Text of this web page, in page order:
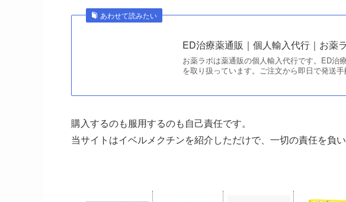
あわせて読みたい
ED治療薬通販｜個人輸入代行｜お薬
お薬ラボは薬通販の個人輸入代行です。ED治
を取り扱っています。ご注文から即日で発送
購入するのも服用するのも自己責任です。
当サイトはイベルメクチンを紹介しただけで、一切の責任を負